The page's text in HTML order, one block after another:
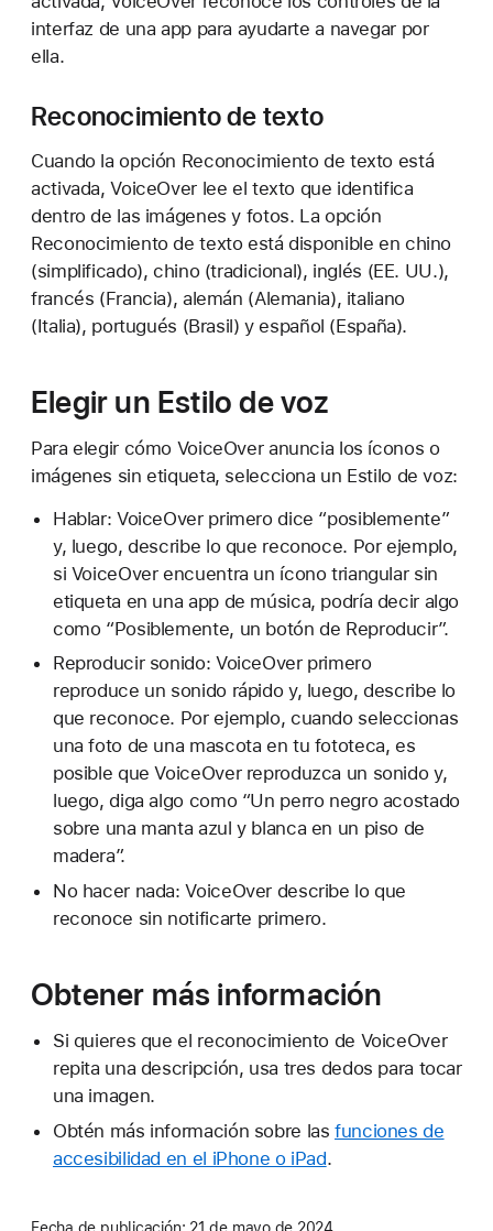
interfaz de una app para ayudarte a navegar por
ella.
Reconocimiento de texto
Cuando la opción Reconocimiento de texto está
activada, VoiceOver lee el texto que identifica
dentro de las imágenes y fotos. La opción
Reconocimiento de texto está disponible en chino
(simplificado), chino (tradicional), inglés (EE. UU.),
francés (Francia), alemán (Alemania), italiano
(Italia), portugués (Brasil) y español (España).
Elegir un Estilo de voz
Para elegir cómo VoiceOver anuncia los íconos o
imágenes sin etiqueta, selecciona un Estilo de voz:
Hablar: VoiceOver primero dice “posiblemente”
y, luego, describe lo que reconoce. Por ejemplo,
si VoiceOver encuentra un ícono triangular sin
etiqueta en una app de música, podría decir algo
como “Posiblemente, un botón de Reproducir”.
Reproducir sonido: VoiceOver primero
reproduce un sonido rápido y, luego, describe lo
que reconoce. Por ejemplo, cuando seleccionas
una foto de una mascota en tu fototeca, es
posible que VoiceOver reproduzca un sonido y,
luego, diga algo como “Un perro negro acostado
sobre una manta azul y blanca en un piso de
madera”.
No hacer nada: VoiceOver describe lo que
reconoce sin notificarte primero.
Obtener más información
Si quieres que el reconocimiento de VoiceOver
repita una descripción, usa tres dedos para tocar
una imagen.
Obtén más información sobre lasfunciones de
accesibilidad en el iPhone o iPad.